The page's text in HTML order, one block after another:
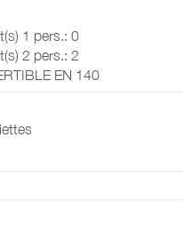
1 pers.: 0
2 pers.: 2
EN 140